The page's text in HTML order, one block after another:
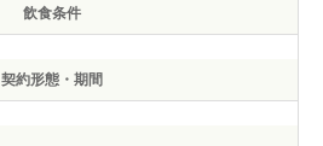
飲食条件
契約形態・期間